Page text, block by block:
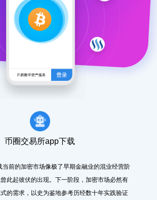
币圈交易所app下载
前的加密市场像极了早期金融业的混业经营阶
此起彼伏的出现。下一阶段，加密市场必然有
的需求，以史为鉴地参考历经数十年实践验证